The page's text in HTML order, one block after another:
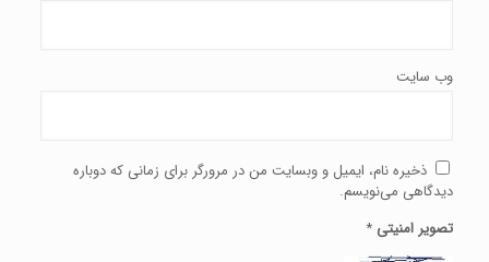
وب‌ سایت
ذخیره نام، ایمیل و وبسایت من در مرورگر برای زمانی که دوباره
دیدگاهی می‌نویسم.
تصویر امنیتی *